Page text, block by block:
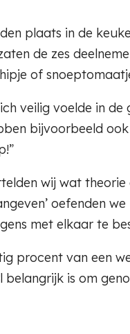
plaats in de
de zes
of
veilig voelde in de
bijvoorbeeld
wij wat
oefenden
met elkaar te
procent van een
is om